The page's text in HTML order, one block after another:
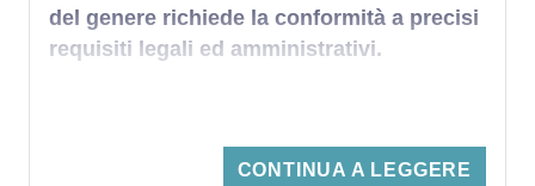
del genere richiede la conformità a precisi
requisiti legali ed amministrativi.
CONTINUA A LEGGERE